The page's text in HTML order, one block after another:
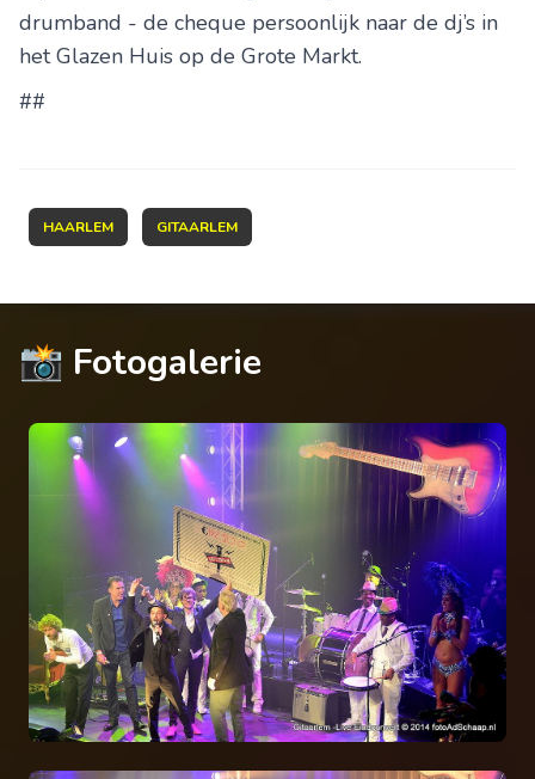
drumband - de cheque persoonlijk naar de dj’s in
het Glazen Huis op de Grote Markt.
##
HAARLEM GITAARLEM
📸 Fotogalerie